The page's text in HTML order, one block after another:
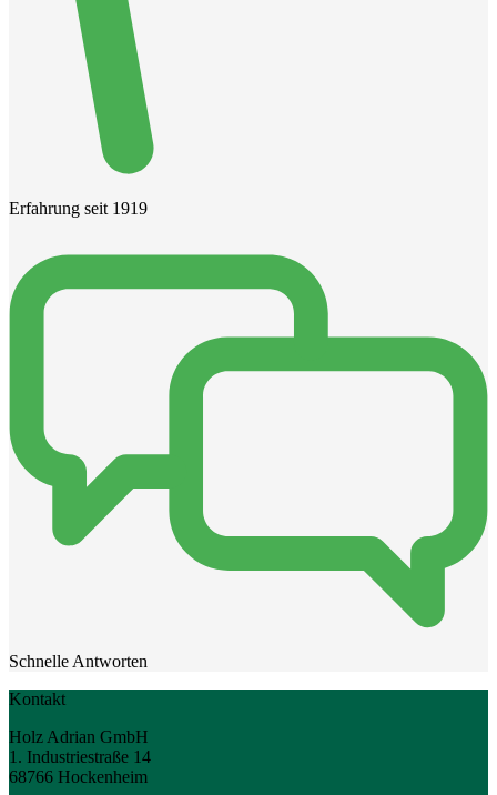
Erfahrung seit 1919
Schnelle Antworten
Kontakt
Holz Adrian GmbH
1. Industriestraße 14
68766 Hockenheim